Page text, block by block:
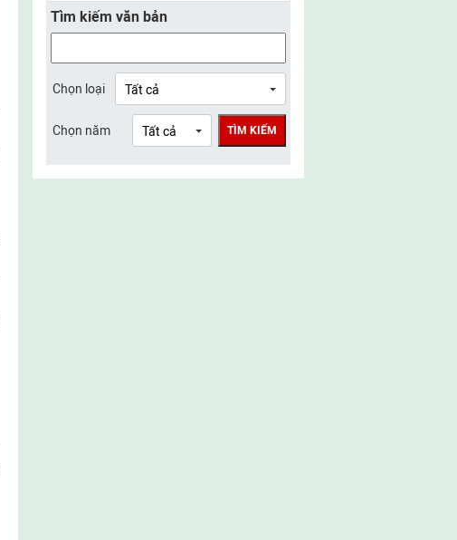
UBMTTQ Việt Nam tỉnh Nghệ An
UBMTTQ Việt Nam tỉnh Lào Cai
UBMTTQ Việt Nam tỉnh Thái Nguyên
Tìm kiếm văn bản
Chọn loại
Chọn năm TÌM KIẾM